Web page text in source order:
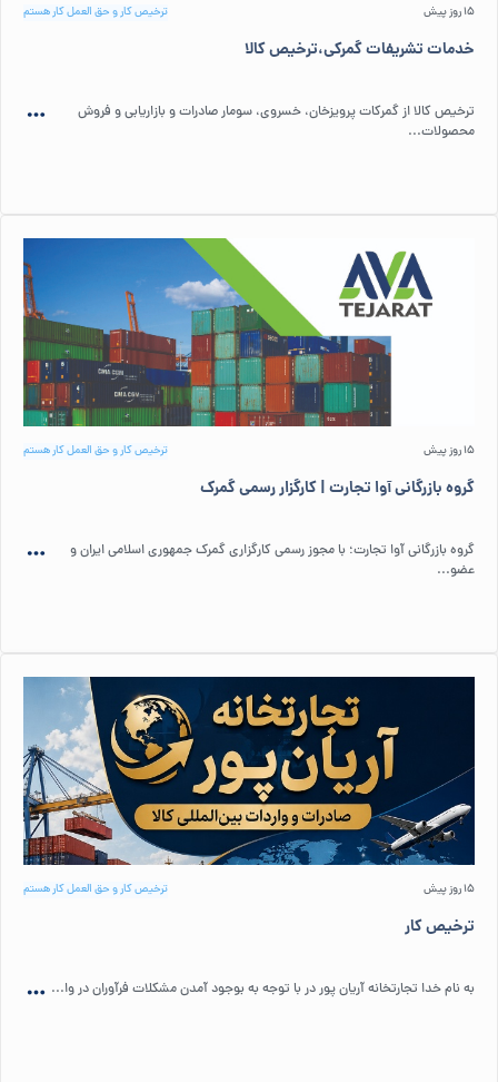
15 روز پیش ترخیص کار و حق العمل کار هستم
خدمات تشریفات گمرکی،ترخیص کالا
ترخیص کالا از گمرکات پرویزخان، خسروی، سومار صادرات و بازاریابی و فروش
محصولات...
15 روز پیش ترخیص کار و حق العمل کار هستم
گروه بازرگانی آوا تجارت | کارگزار رسمی گمرک
گروه بازرگانی آوا تجارت؛ با مجوز رسمی کارگزاری گمرک جمهوری اسلامی ایران و
عضو...
15 روز پیش ترخیص کار و حق العمل کار هستم
ترخیص کار
به نام خدا تجارتخانه آریان پور در با توجه به بوجود آمدن مشکلات فرآوران در وا...